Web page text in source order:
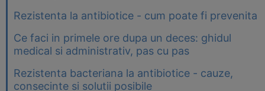
Rezistenta la antibiotice - cum poate fi prevenita
Ce faci in primele ore dupa un deces: ghidul
medical si administrativ, pas cu pas
Rezistenta bacteriana la antibiotice - cauze,
consecinte si solutii posibile